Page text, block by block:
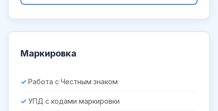
Маркировка
Работа с Честным знаком
УПД с кодами маркировки